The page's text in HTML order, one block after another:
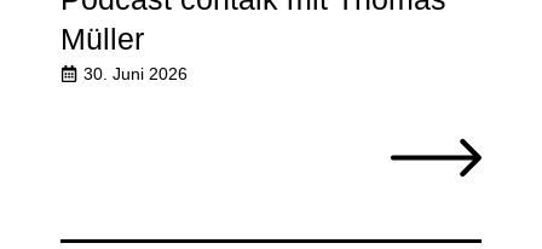
Müller
30. Juni 2026